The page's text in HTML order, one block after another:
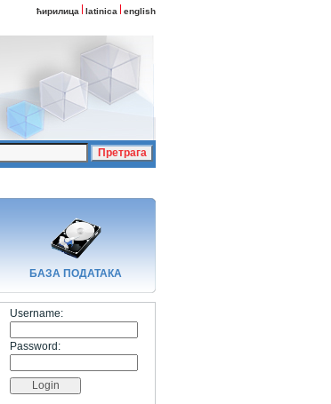
ћирилица latinica english
БАЗA ПОДАТАКА
Username:
Password: